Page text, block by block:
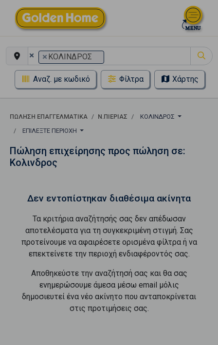
× × ΚΟΛΙΝΔΡΟΣ
Αναζ. με κωδικό Φίλτρα Χάρτης
ΠΏΛΗΣΗ ΕΠΑΓΓΕΛΜΑΤΙΚΆ Ν.ΠΙΕΡΙΑΣ
ΚΟΛΙΝΔΡΟΣ
ΕΠΙΛΈΞΤΕ ΠΕΡΙΟΧΉ
Πώληση επιχείρησης προς πώληση σε:
Κολινδρος
Δεν εντοπίστηκαν διαθέσιμα ακίνητα
Τα κριτήρια αναζήτησής σας δεν απέδωσαν
αποτελέσματα για τη συγκεκριμένη στιγμή. Σας
προτείνουμε να αφαιρέσετε ορισμένα φίλτρα ή να
επεκτείνετε την περιοχή ενδιαφέροντός σας.
Αποθηκεύστε την αναζήτησή σας και θα σας
ενημερώσουμε άμεσα μέσω email μόλις
δημοσιευτεί ένα νέο ακίνητο που ανταποκρίνεται
στις προτιμήσεις σας.